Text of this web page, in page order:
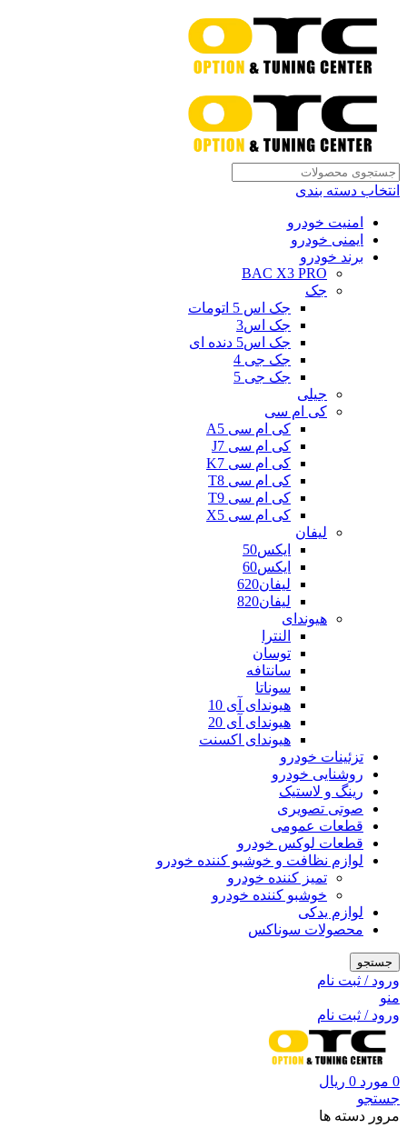
انتخاب دسته بندی
امنیت خودرو
ایمنی خودرو
برند خودرو
BAC X3 PRO
جک
جک اس 5 اتومات
جک اس3
جک اس5 دنده ای
جک جی 4
جک جی 5
جیلی
کی ام سی
کی ام سی A5
کی ام سی J7
کی ام سی K7
کی ام سی T8
کی ام سی T9
کی ام سی X5
لیفان
ایکس50
ایکس60
لیفان620
لیفان820
هیوندای
النترا
توسان
سانتافه
سوناتا
هیوندای آی 10
هیوندای آی 20
هیوندای اکسنت
تزئینات خودرو
روشنایی خودرو
رینگ و لاستیک
صوتی تصویری
قطعات عمومی
قطعات لوکس خودرو
لوازم نظافت و خوشبو کننده خودرو
تمیز کننده خودرو
خوشبو کننده خودرو
لوازم یدکی
محصولات سوناکس
جستجو
ورود / ثبت نام
منو
ورود / ثبت نام
0 مورد 0 ریال
جستجو
مرور دسته ها